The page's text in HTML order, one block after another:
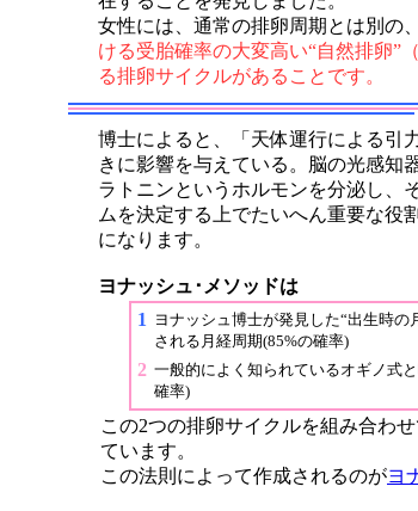
女性には、通常の排卵周期とは別の、
ける受胎確率の大変高い“自然排卵”
る排卵サイクルがあることです。
博士によると、「天体運行による引
きに影響を与えている。脳の光感知
ラトニンというホルモンを分泌し、
ムを決定する上でたいへん重要な役
になります。
ヨナッシュ･メソッドは
1
ヨナッシュ博士が発見した“出生時
される月経周期(85%の確率)
2 一般的によく知られているオギノ式
確率)
この2つの排卵サイクルを組み合わ
ています。
この法則によって作成されるのがヨ